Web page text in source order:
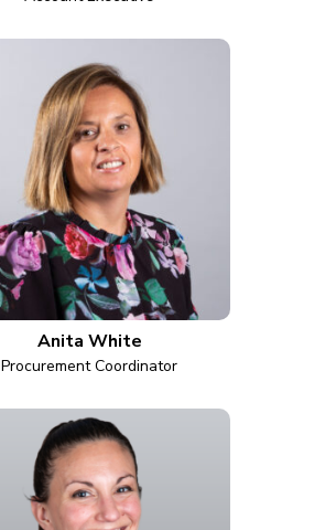
Anita White
Procurement Coordinator